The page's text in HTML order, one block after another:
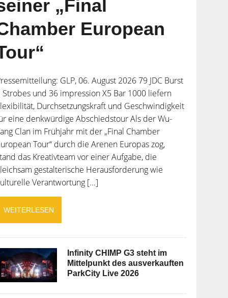
„Final
European
GLP, 06. August 2026 79 JDC Burst
Strobes und 36 impression X5 Bar 1000 liefern
Durchsetzungskraft und Geschwindigkeit
eine denkwürdige Abschiedstour Als der Wu-
Clan im Frühjahr mit der „Final Chamber
Tour“ durch die Arenen Europas zog,
das Kreativteam vor einer Aufgabe, die
gestalterische Herausforderung wie
Verantwortung [...]
WEITERLESEN
Infinity CHIMP G3 steht im
Mittelpunkt des ausverkauften
ParkCity Live 2026